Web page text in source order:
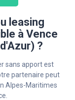
leasing
à Vence
?
sans apport est
partenaire peut
Alpes-Maritimes